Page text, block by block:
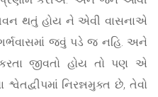
થતું હોય ને એવી વાસનાએ
જવું પડે જ નહિ. અને
જીવતો હોય તો પણ એ
નિરન્નમુક્ત છે, તેવો